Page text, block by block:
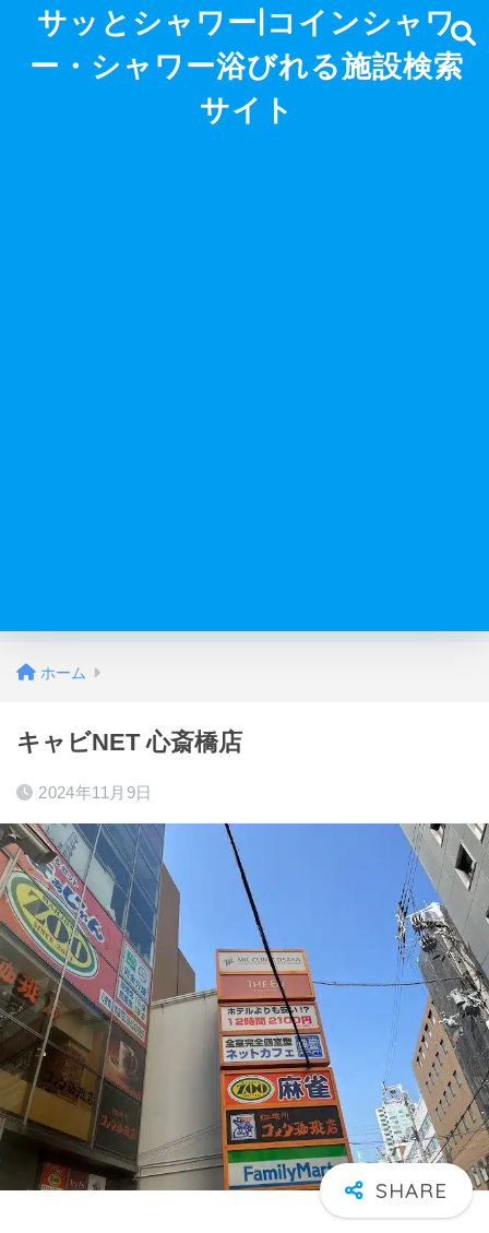
サッとシャワー|コインシャワ
ー・シャワー浴びれる施設検索
サイト
ホーム
キャビNET 心斎橋店
2024年11月9日